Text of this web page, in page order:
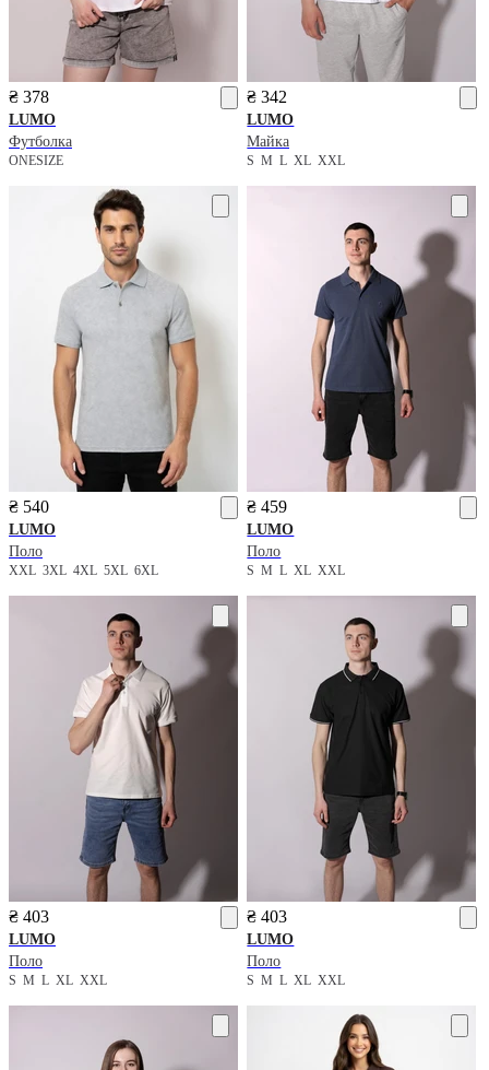
₴ 378
LUMO
Футболка
ONESIZE
₴ 342
LUMO
Майка
SMLXLXXL
₴ 540
LUMO
Поло
XXL 3XL 4XL 5XL 6XL
₴ 459
LUMO
Поло
SMLXLXXL
₴ 403
LUMO
Поло
S M L XL XXL
₴ 403
LUMO
Поло
SMLXLXXL